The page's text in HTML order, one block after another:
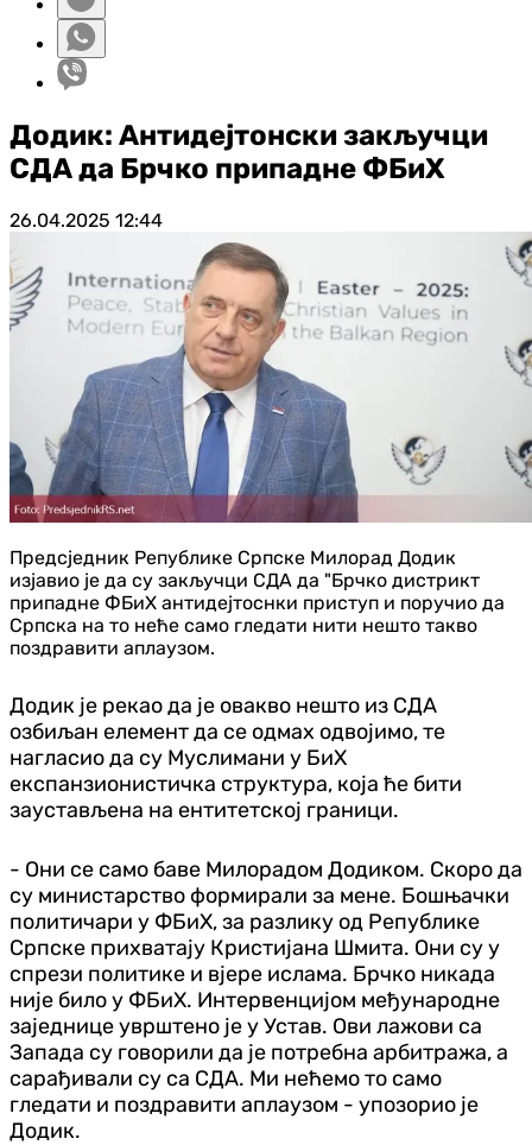
Додик: Антидејтонски закључци
СДА да Брчко припадне ФБиХ
26.04.2025 12:44
Предсједник Републике Српске Милорад Додик
изјавио је да су закључци СДА да "Брчко дистрикт
припадне ФБиХ антидејтоснки приступ и поручио да
Српска на то неће само гледати нити нешто такво
поздравити аплаузом.
Додик је рекао да је овакво нешто из СДА
озбиљан елемент да се одмах одвојимо, те
нагласио да су Муслимани у БиХ
експанзионистичка структура, која ће бити
заустављена на ентитетској граници.
- Они се само баве Милорадом Додиком. Скоро да
су министарство формирали за мене. Бошњачки
политичари у ФБиХ, за разлику од Републике
Српске прихватају Кристијана Шмита. Они су у
спрези политике и вјере ислама. Брчко никада
није било у ФБиХ. Интервенцијом међународне
заједнице уврштено је у Устав. Ови лажови са
Запада су говорили да је потребна арбитража, а
сарађивали су са СДА. Ми нећемо то само
гледати и поздравити аплаузом - упозорио је
Додик.